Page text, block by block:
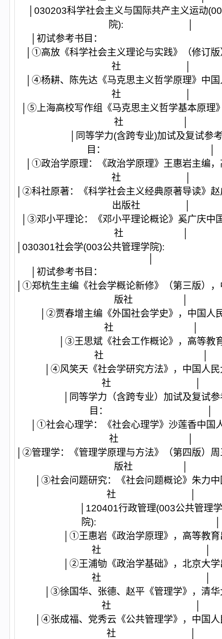
│030203科学社会主义与国际共产主义运动
院): │
│初试参考书
│①高放《科学社会主义理论与实践》（修订
社 │
│④杨耕、陈先达《马克思主义哲学原理》中
社 │
│⑤上海高校写作组《马克思主义哲学基本原理
社 │
│同等学力(含跨专业)加试及复试参
目： │
│①政治学原理：《政治学原理》王惠岩主编
社 │
│②科社原著：《科学社会主义经典原著导读》
出版社 │
│③邓小平理论：《邓小平理论概论》奚广庆中
社 │
│030301社会学(003公共
│初试参考书
│①郑杭生主编《社会学概论新修》（第三版）
版社 │
│②贾春增主编《外国社会学史》，中国人
社 │
│③王思斌《社会工作概论》，高等教
社 │
│④风笑天《社会学研究方法》，中国人
社 │
│同等学力（含跨专业）加试及复试
目： │
│①社会心理学：《社会心理学》沙莲香中国
社 │
│②管理学：《管理学原理与方法》（第四版）
版社 │
│③社会问题研究：《社会问题概论》朱力
社 │
│120401行政管理(003公共管理
院): │
│①王惠岩《政治学原理》，高等教
社 │
│②王浦劬《政治学基础》，北京大
社 │
│③徐国华、张德、赵平《管理学》，清
社 │
│④张成福、党秀云《公共管理学》，中国
社 │